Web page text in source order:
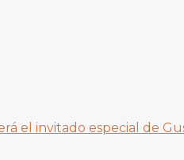
el invitado especial de